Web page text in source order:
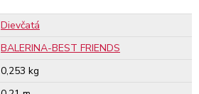
Dievčatá
BALERINA-BEST FRIENDS
0,253 kg